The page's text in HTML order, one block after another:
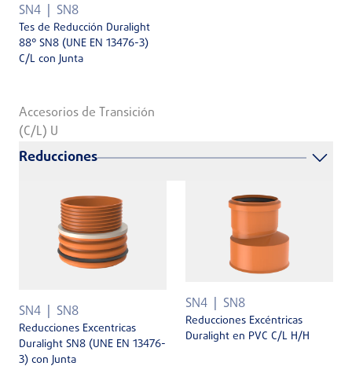
SN4 SN8
Tes de Reducción Duralight
88° SN8 (UNE EN 13476-3)
C/L con Junta
Accesorios de Transición
(C/L) U
Reducciones
SN4 SN8
Reducciones Excentricas
Duralight SN8 (UNE EN 13476-
3) con Junta
SN4 SN8
Reducciones Excéntricas
Duralight en PVC C/L H/H